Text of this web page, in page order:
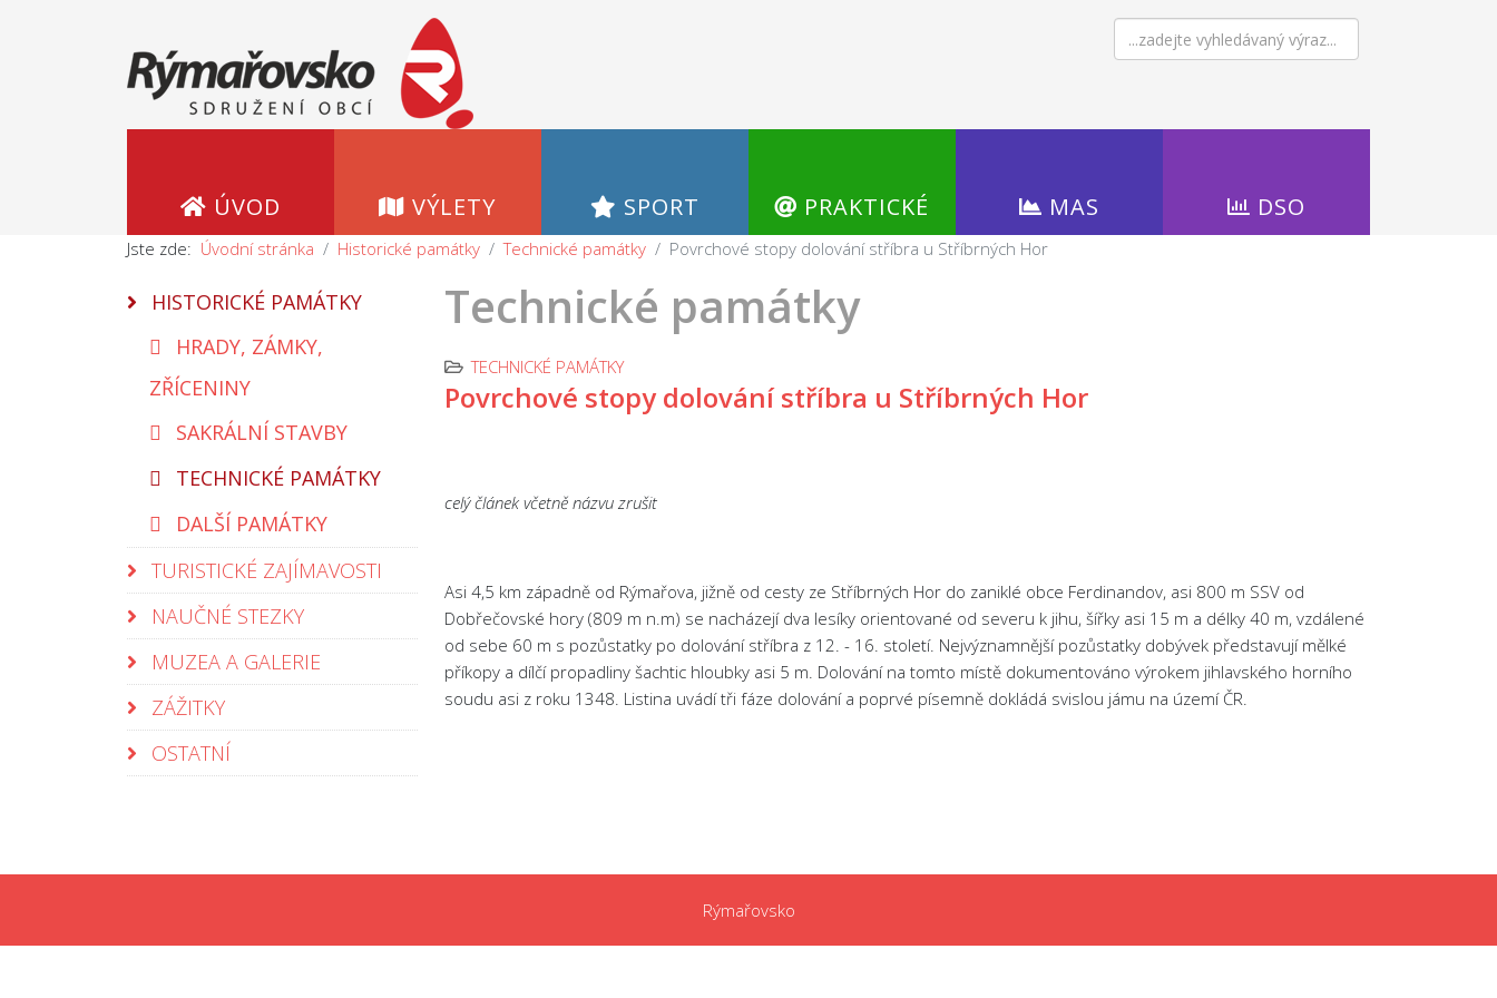
ÚVOD VÝLETY SPORT PRAKTICKÉ MAS DSO
Jste zde: Úvodní stránka Historické památky Technické památky Povrchové stopy dolování stříbra u Stříbrných Hor
HISTORICKÉ PAMÁTKY
HRADY, ZÁMKY,
ZŘÍCENINY
SAKRÁLNÍ STAVBY
TECHNICKÉ PAMÁTKY
DALŠÍ PAMÁTKY
TURISTICKÉ ZAJÍMAVOSTI
NAUČNÉ STEZKY
MUZEA A GALERIE
ZÁŽITKY
OSTATNÍ
Technické památky
TECHNICKÉ PAMÁTKY
Povrchové stopy dolování stříbra u Stříbrných Hor
celý článek včetně názvu zrušit
Asi 4,5 km západně od Rýmařova, jižně od cesty ze Stříbrných Hor do zaniklé obce Ferdinandov, asi 800 m SSV od
Dobřečovské hory (809 m n.m) se nacházejí dva lesíky orientované od severu k jihu, šířky asi 15 m a délky 40 m, vzdálené
od sebe 60 m s pozůstatky po dolování stříbra z 12. - 16. století. Nejvýznamnější pozůstatky dobývek představují mělké
příkopy a dílčí propadliny šachtic hloubky asi 5 m. Dolování na tomto místě dokumentováno výrokem jihlavského horního
soudu asi z roku 1348. Listina uvádí tři fáze dolování a poprvé písemně dokládá svislou jámu na území ČR.
Rýmařovsko